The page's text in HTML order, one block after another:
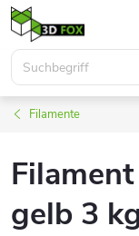
Zum
Inhalt
springen
Filamente
gelb 3